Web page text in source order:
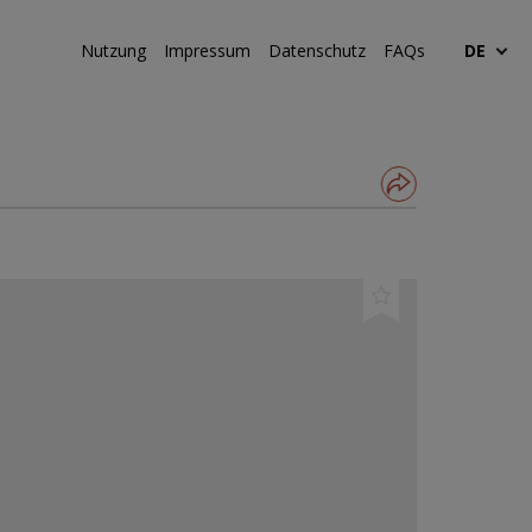
Nutzung Impressum Datenschutz FAQs DE